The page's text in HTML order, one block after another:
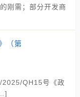
刚需；部分开发商
（第
2025/QH15号《政